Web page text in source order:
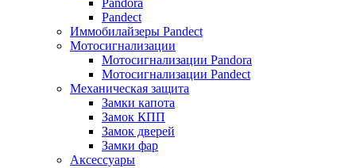
Pandora
Pandect
Иммобилайзеры Pandect
Мотосигнализации
Мотосигнализации Pandora
Мотосигнализации Pandect
Механическая защита
Замки капота
Замок КПП
Замок дверей
Замки фар
Аксессуары